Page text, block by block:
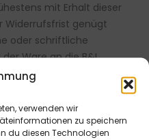
verwenden wir
zu speichern
du diesen Technologien
mit Erhalt dieser
Widerrufsfrist genügt
oder schriftliche
Ware an die B&L
KG., Max-Volmer-
02103/204-0, E-Mail:
sowie ein
hier.